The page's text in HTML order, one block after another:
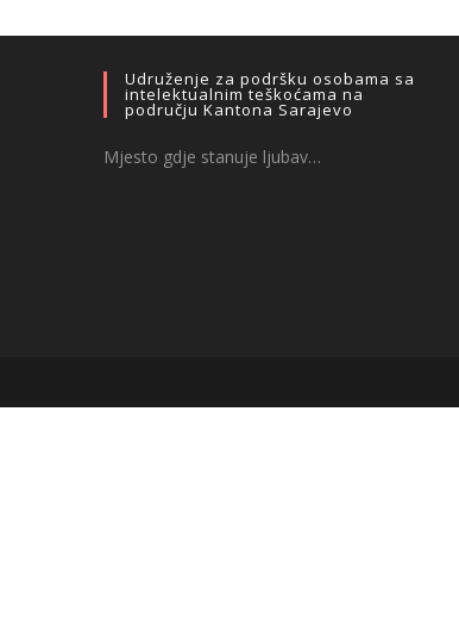
Udruženje za podršku osobama sa
intelektualnim teškoćama na
području Kantona Sarajevo
Mjesto gdje stanuje ljubav…